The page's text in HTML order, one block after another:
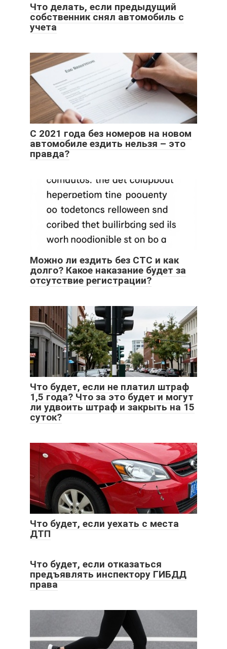
Что делать, если предыдущий
собственник снял автомобиль с
учета
С 2021 года без номеров на новом
автомобиле ездить нельзя – это
правда?
Можно ли ездить без СТС и как
долго? Какое наказание будет за
отсутствие регистрации?
Что будет, если не платил штраф
1,5 года? Что за это будет и могут
ли удвоить штраф и закрыть на 15
суток?
Что будет, если уехать с места
ДТП
Что будет, если отказаться
предъявлять инспектору ГИБДД
права